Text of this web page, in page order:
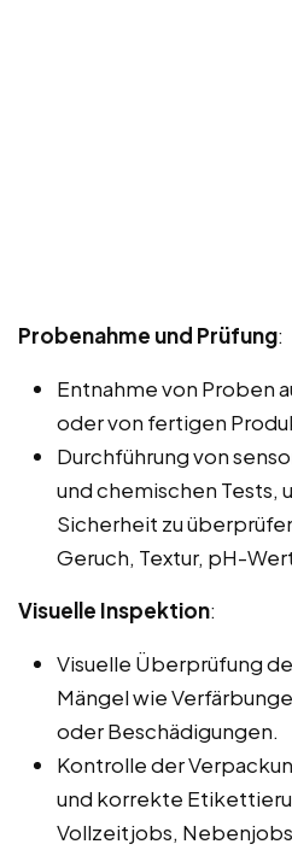
Probenahme und Prüfung:
Entnahme von Proben
oder von fertigen
Durchführung von
und chemischen Tests,
Sicherheit zu
Geruch, Textur, pH-
Visuelle Inspektion:
Visuelle Überprüfung
Mängel wie
oder Beschädigungen.
Kontrolle der
und korrekte
Vollzeitjobs,